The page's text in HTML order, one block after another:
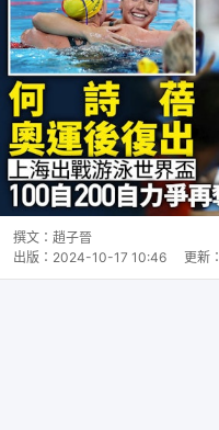
撰文： 趙子晉
出版： 2024-10-17 10:46 更新：